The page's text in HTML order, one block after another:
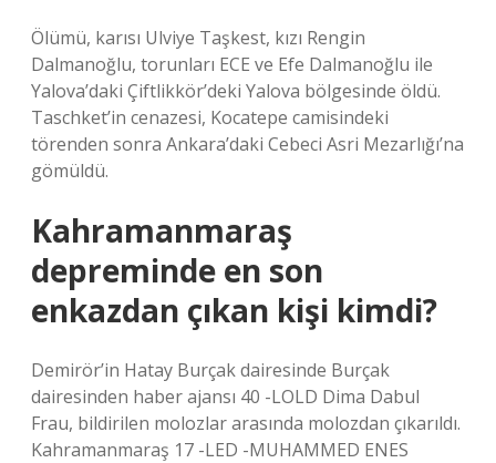
Ölümü, karısı Ulviye Taşkest, kızı Rengin
Dalmanoğlu, torunları ECE ve Efe Dalmanoğlu ile
Yalova’daki Çiftlikkör’deki Yalova bölgesinde öldü.
Taschket’in cenazesi, Kocatepe camisindeki
törenden sonra Ankara’daki Cebeci Asri Mezarlığı’na
gömüldü.
Kahramanmaraş
depreminde en son
enkazdan çıkan kişi kimdi?
Demirör’in Hatay Burçak dairesinde Burçak
dairesinden haber ajansı 40 -LOLD Dima Dabul
Frau, bildirilen molozlar arasında molozdan çıkarıldı.
Kahramanmaraş 17 -LED -MUHAMMED ENES